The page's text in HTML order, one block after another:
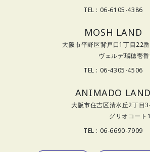
TEL : 06-6105-4386
MOSH LAND
大阪市平野区背戸口1丁目22
ヴェルデ瑞穂壱番
TEL : 06-4305-4506
ANIMADO LAND
大阪市住吉区清水丘2丁目
グリオコート
TEL : 06-6690-7909